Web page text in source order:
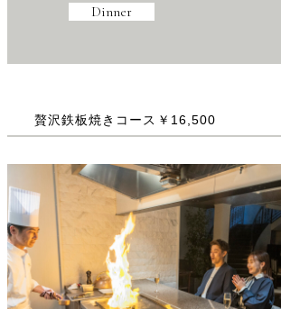
Dinner
贅沢鉄板焼きコース￥16,500